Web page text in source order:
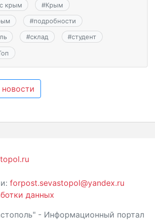
крым #Крым
#подробности
#склад #студент
forpost.sevastopol@yandex.ru
данных
- Информационный портал